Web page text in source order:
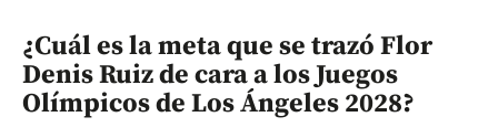
¿Cuál es la meta que se trazó Flor
Denis Ruiz de cara a los Juegos
Olímpicos de Los Ángeles 2028?